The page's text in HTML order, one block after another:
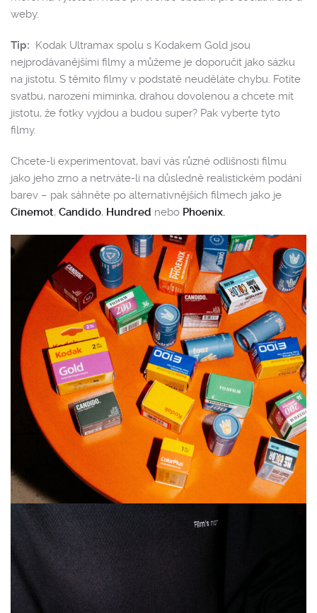
weby.
Tip: Kodak Ultramax spolu s Kodakem Gold jsou
nejprodávanějšími filmy a můžeme je doporučit jako sázku
na jistotu. S těmito filmy v podstatě neuděláte chybu. Fotíte
svatbu, narození miminka, drahou dovolenou a chcete mít
jistotu, že fotky vyjdou a budou super? Pak vyberte tyto
filmy.
Chcete-li experimentovat, baví vás různé odlišnosti filmu
jako jeho zrno a netrváte-li na důsledně realistickém podání
barev – pak sáhněte po alternativnějších filmech jako je
Cinemot, Candido, Hundred nebo Phoenix.